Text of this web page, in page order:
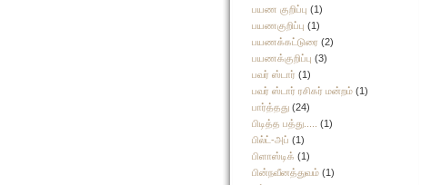
பயண குறிப்பு (1)
பயணகுறிப்பு (1)
பயணக்கட்டுரை (2)
பயணக்குறிப்பு (3)
பவர் ஸ்டார் (1)
பவர் ஸ்டார் ரசிகர் மன்றம் (1)
பார்த்தது (24)
பிடித்த பத்து.....
(1)
பில்ட்-அப் (1)
பிளாஸ்டிக் (1)
பின்நவீனத்துவம் (1)